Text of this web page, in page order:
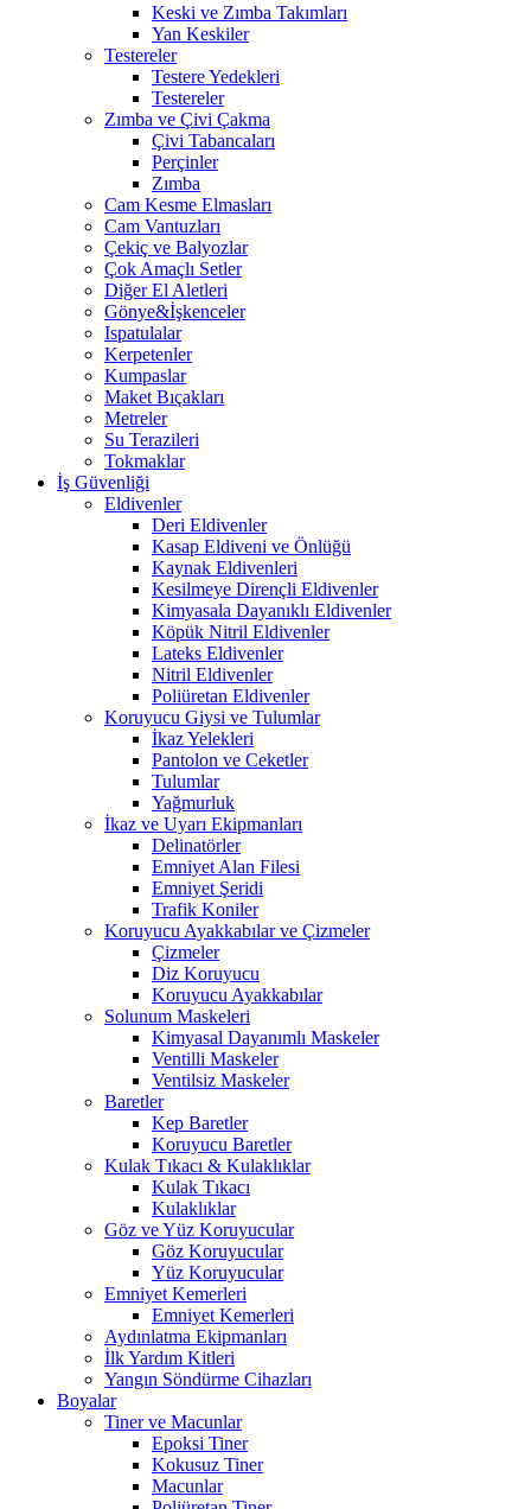
Keski ve Zımba Takımları
Yan Keskiler
Testereler
Testere Yedekleri
Testereler
Zımba ve Çivi Çakma
Çivi Tabancaları
Perçinler
Zımba
Cam Kesme Elmasları
Cam Vantuzları
Çekiç ve Balyozlar
Çok Amaçlı Setler
Diğer El Aletleri
Gönye&İşkenceler
Ispatulalar
Kerpetenler
Kumpaslar
Maket Bıçakları
Metreler
Su Terazileri
Tokmaklar
İş Güvenliği
Eldivenler
Deri Eldivenler
Kasap Eldiveni ve Önlüğü
Kaynak Eldivenleri
Kesilmeye Dirençli Eldivenler
Kimyasala Dayanıklı Eldivenler
Köpük Nitril Eldivenler
Lateks Eldivenler
Nitril Eldivenler
Poliüretan Eldivenler
Koruyucu Giysi ve Tulumlar
İkaz Yelekleri
Pantolon ve Ceketler
Tulumlar
Yağmurluk
İkaz ve Uyarı Ekipmanları
Delinatörler
Emniyet Alan Filesi
Emniyet Şeridi
Trafik Koniler
Koruyucu Ayakkabılar ve Çizmeler
Çizmeler
Diz Koruyucu
Koruyucu Ayakkabılar
Solunum Maskeleri
Kimyasal Dayanımlı Maskeler
Ventilli Maskeler
Ventilsiz Maskeler
Baretler
Kep Baretler
Koruyucu Baretler
Kulak Tıkacı & Kulaklıklar
Kulak Tıkacı
Kulaklıklar
Göz ve Yüz Koruyucular
Göz Koruyucular
Yüz Koruyucular
Emniyet Kemerleri
Emniyet Kemerleri
Aydınlatma Ekipmanları
İlk Yardım Kitleri
Yangın Söndürme Cihazları
Boyalar
Tiner ve Macunlar
Epoksi Tiner
Kokusuz Tiner
Macunlar